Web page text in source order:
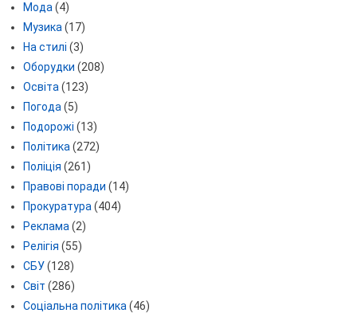
Мода (4)
Музика (17)
На стилі (3)
Оборудки (208)
Освіта (123)
Погода (5)
Подорожі (13)
Політика (272)
Поліція (261)
Правові поради (14)
Прокуратура (404)
Реклама (2)
Релігія (55)
СБУ(128)
Світ (286)
Соціальна політика (46)